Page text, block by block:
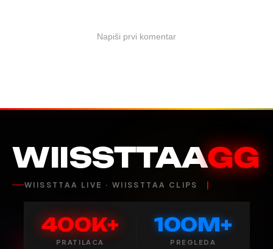
Napiši prvi komentar
WIISSTTAAGG
WIISSTTAA LIVE · WIISSTTAA CLIPS
400K+
PRATILACA
100M+
PREGLEDA